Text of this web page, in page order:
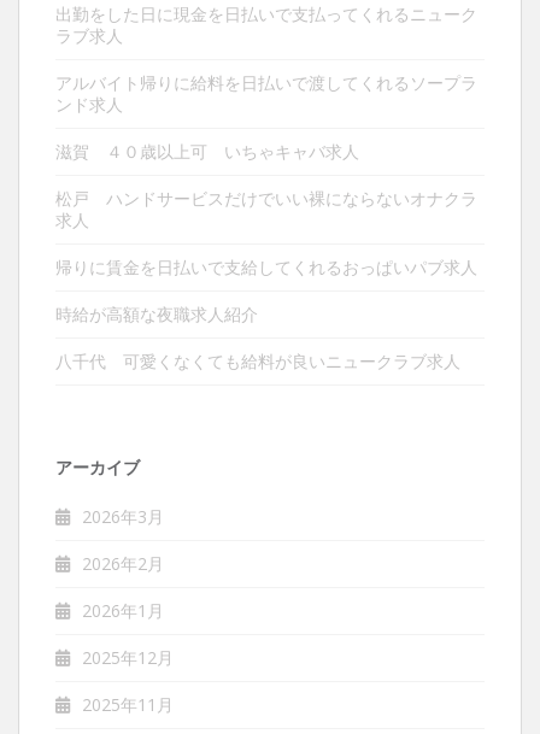
出勤をした日に現金を日払いで支払ってくれるニューク
ラブ求人
アルバイト帰りに給料を日払いで渡してくれるソープラ
ンド求人
滋賀 ４０歳以上可 いちゃキャバ求人
松戸 ハンドサービスだけでいい裸にならないオナクラ
求人
帰りに賃金を日払いで支給してくれるおっぱいパブ求人
時給が高額な夜職求人紹介
八千代 可愛くなくても給料が良いニュークラブ求人
アーカイブ
2026年3月
2026年2月
2026年1月
2025年12月
2025年11月